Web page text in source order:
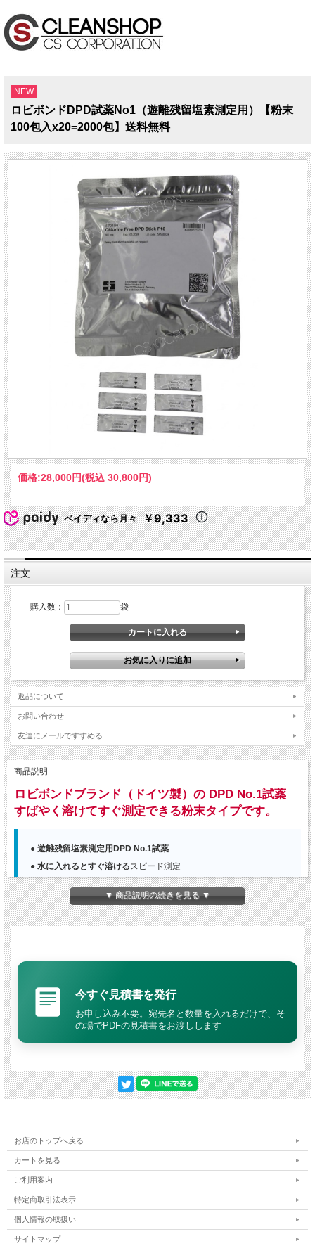
NEW
ロビボンドDPD試薬No1（遊離残留塩素測定用）【粉末
100包入x20=2000包】送料無料
価格:28,000円(税込 30,800円)
ペイディなら月々 ￥9,333
注文
購入数： 袋
返品について
お問い合わせ
友達にメールですすめる
商品説明
ロビボンドブランド（ドイツ製）の DPD No.1試薬
すばやく溶けてすぐ測定できる粉末タイプです。
● 遊離残留塩素測定用DPD No.1試薬
● 水に入れるとすぐ溶ける スピード測定
● 分包タイプで使いやすく衛生的
本品は
の DPD No.1試薬です。 測定器で
すばやく溶けてすぐ測定できる
粉末タイプは水に投入すると すぐに溶解。 錠剤タイプのような溶解待ち時
間がほぼ不要で、
発色がスピーディなため、 複数箇所を連続して測定する現場や、 巡回点検
などの作業効率重視の現場に適しています。
1回分ごとの分包仕様で、 必要量を簡単に使用可能。
アルミジップ袋入りで保管しやすい
保管に便利なアルミジップ袋入り。 特殊設計ジッパーにより、 開け閉めも
スムーズに行えます。
保証期限を個包装ごとに明記
各包ごとに保証期限を記載。 管理しやすく、 安心して使用できます。
▼ 商品説明の続きを見る ▼
今すぐ見積書を発行
お申し込み不要。宛先名と数量を入れるだけで、そ
の場でPDFの見積書をお渡しします
お店のトップへ戻る
カートを見る
ご利用案内
特定商取引法表示
個人情報の取扱い
サイトマップ